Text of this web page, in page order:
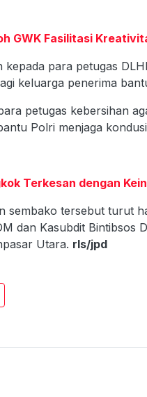
GWK Fasilitasi
kepada para petugas
keluarga penerima
petugas kebersihan
Polri menjaga
Terkesan dengan
sembako tersebut turut
dan Kasubdit Bintibsos
Utara. rls/jpd